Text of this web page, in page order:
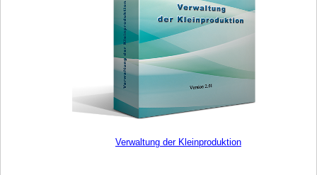
Verwaltung der Kleinproduktion